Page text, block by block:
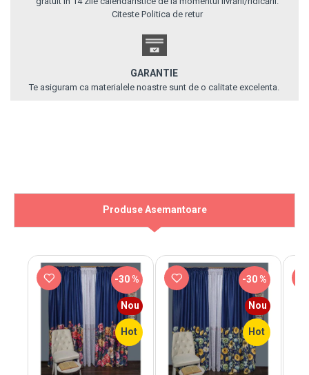
Citeste Politica de retur
GARANTIE
Te asiguram ca materialele noastre sunt de o calitate excelenta.
Produse Asemantoare
Nou
Hot
-30 %
Nou
Hot
-30 %